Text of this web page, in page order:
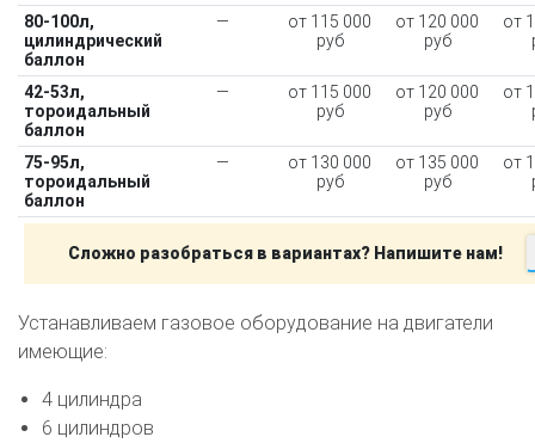
80-100л,
цилиндрический
баллон
—
от 115 000
руб
от 120 000
руб
от
42-53л,
тороидальный
баллон
—
от 115 000
руб
от 120 000
руб
от
75-95л,
тороидальный
баллон
—
от 130 000
руб
от 135 000
руб
от
Сложно разобраться в вариантах? Напишите нам!
Устанавливаем газовое оборудование на двигатели
имеющие:
4 цилиндра
6 цилиндров